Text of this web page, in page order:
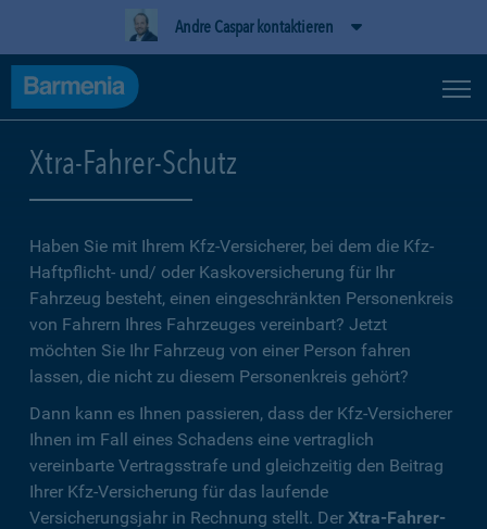
Andre Caspar kontaktieren
Xtra-Fahrer-Schutz
Haben Sie mit Ihrem Kfz-Versicherer, bei dem die Kfz-
Haftpflicht- und/ oder Kaskoversicherung für Ihr
Fahrzeug besteht, einen eingeschränkten Personenkreis
von Fahrern Ihres Fahrzeuges vereinbart? Jetzt
möchten Sie Ihr Fahrzeug von einer Person fahren
lassen, die nicht zu diesem Personenkreis gehört?
Dann kann es Ihnen passieren, dass der Kfz-Versicherer
Ihnen im Fall eines Schadens eine vertraglich
vereinbarte Vertragsstrafe und gleichzeitig den Beitrag
Ihrer Kfz-Versicherung für das laufende
Versicherungsjahr in Rechnung stellt. Der Xtra-Fahrer-